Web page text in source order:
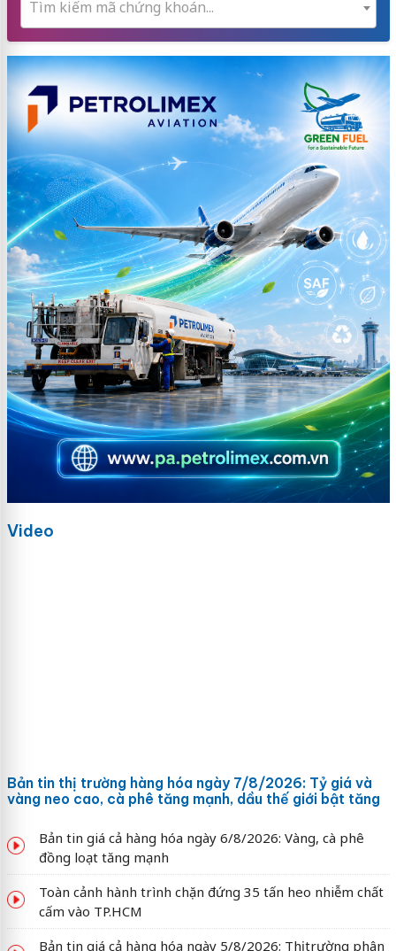
Tìm kiếm mã chứng khoán...
Video
Bản tin thị trường hàng hóa ngày 7/8/2026: Tỷ giá và
vàng neo cao, cà phê tăng mạnh, dầu thế giới bật tăng
Bản tin giá cả hàng hóa ngày 6/8/2026: Vàng, cà phê
đồng loạt tăng mạnh
Toàn cảnh hành trình chặn đứng 35 tấn heo nhiễm chất
cấm vào TP.HCM
Bản tin giá cả hàng hóa ngày 5/8/2026: Thị trường phân